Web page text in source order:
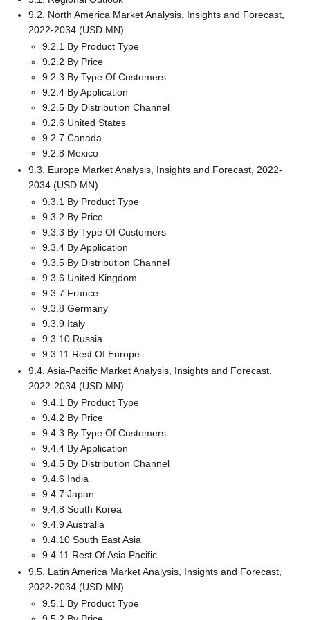
9.2. North America Market Analysis, Insights and Forecast,
2022-2034 (USD MN)
9.2.1 By Product Type
9.2.2 By Price
9.2.3 By Type Of Customers
9.2.4 By Application
9.2.5 By Distribution Channel
9.2.6 United States
9.2.7 Canada
9.2.8 Mexico
9.3. Europe Market Analysis, Insights and Forecast, 2022-
2034 (USD MN)
9.3.1 By Product Type
9.3.2 By Price
9.3.3 By Type Of Customers
9.3.4 By Application
9.3.5 By Distribution Channel
9.3.6 United Kingdom
9.3.7 France
9.3.8 Germany
9.3.9 Italy
9.3.10 Russia
9.3.11 Rest Of Europe
9.4. Asia-Pacific Market Analysis, Insights and Forecast,
2022-2034 (USD MN)
9.4.1 By Product Type
9.4.2 By Price
9.4.3 By Type Of Customers
9.4.4 By Application
9.4.5 By Distribution Channel
9.4.6 India
9.4.7 Japan
9.4.8 South Korea
9.4.9 Australia
9.4.10 South East Asia
9.4.11 Rest Of Asia Pacific
9.5. Latin America Market Analysis, Insights and Forecast,
2022-2034 (USD MN)
9.5.1 By Product Type